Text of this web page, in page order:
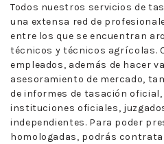
Todos nuestros servicios de
una extensa red de
entre los que se encuentran
técnicos y técnicos agrícolas.
empleados, además de hacer
asesoramiento de mercado,
de informes de tasación
instituciones oficiales,
independientes. Para poder
homologadas, podrás